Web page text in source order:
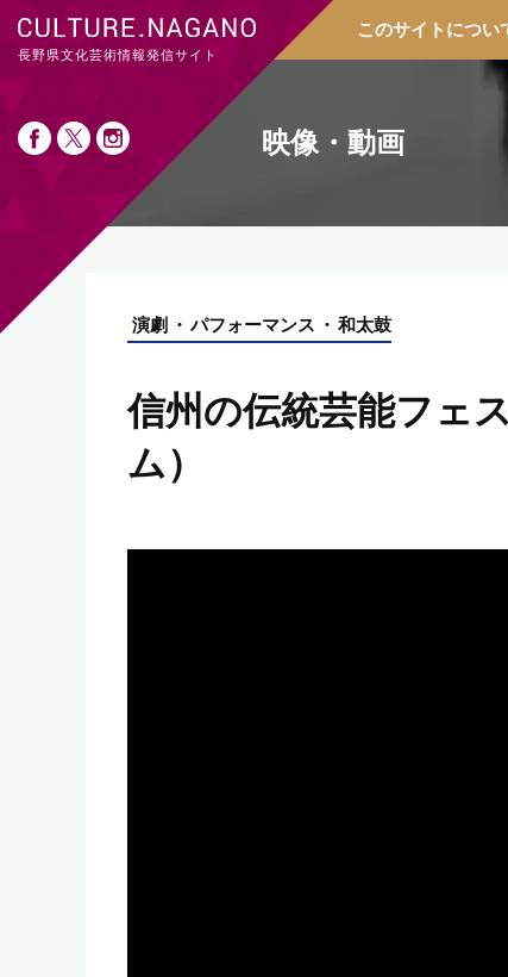
長野県文化芸術情報発信サイト
このサイトについ
映像・動画
演劇 パフォーマンス 和太鼓
信州の伝統芸能フェ
ム）